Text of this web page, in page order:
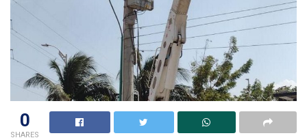
0
SHARES